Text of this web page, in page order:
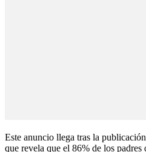
Este anuncio llega tras la
que revela que el 86% de los padres